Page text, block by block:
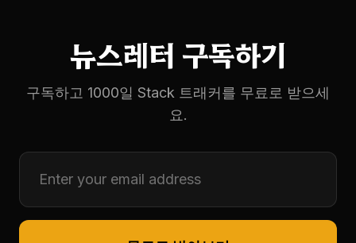
뉴스레터 구독하기
구독하고 1000일 Stack 트래커를 무료로 받으세
요.